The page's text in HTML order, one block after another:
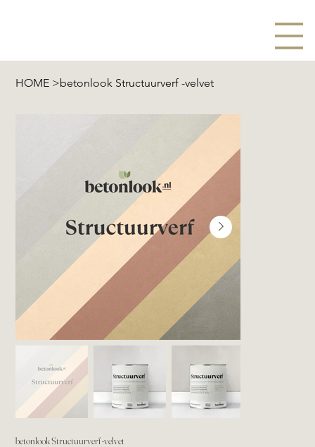
HOME >betonlook Structuurverf -velvet
betonlook Structuurverf -velvet